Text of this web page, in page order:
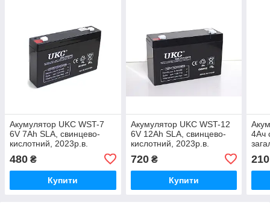
Акумулятор UKC WST-7
6V 7Ah SLA, свинцево-
кислотний, 2023р.в.
480 ₴
Купити
Акумулятор UKC WST-12
6V 12Ah SLA, свинцево-
кислотний, 2023р.в.
720₴
Купити
4Ач
210